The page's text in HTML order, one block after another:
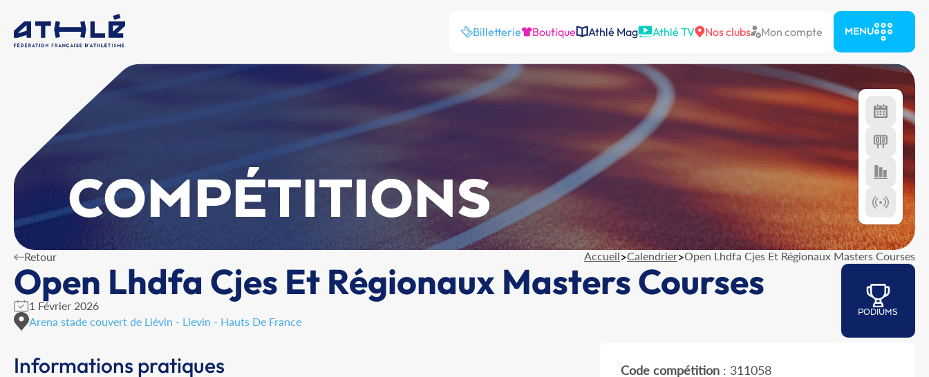
Billetterie Boutique Athlé Mag Athlé TV Nos clubs Mon compte MENU
COMPÉTITIONS
Retour Accueil>Calendrier>Open Lhdfa Cjes Et Régionaux Masters Courses
Open Lhdfa Cjes Et Régionaux Masters Courses
1 Février 2026
Arena stade couvert de Liévin - Lievin - Hauts De France
PODIUMS
Informations pratiques Code compétition: 311058